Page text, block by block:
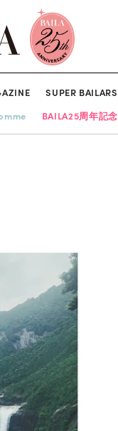
SUPER BAILARS
BAILA25周年記念